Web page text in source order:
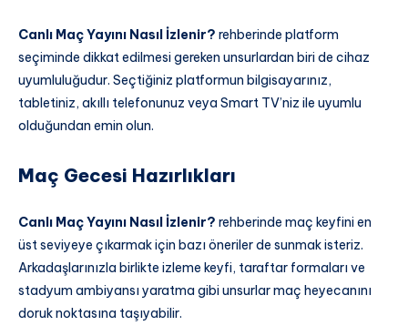
Canlı Maç Yayını Nasıl İzlenir? rehberinde platform
seçiminde dikkat edilmesi gereken unsurlardan biri de cihaz
uyumluluğudur. Seçtiğiniz platformun bilgisayarınız,
tabletiniz, akıllı telefonunuz veya Smart TV’niz ile uyumlu
olduğundan emin olun.
Maç Gecesi Hazırlıkları
Canlı Maç Yayını Nasıl İzlenir? rehberinde maç keyfini en
üst seviyeye çıkarmak için bazı öneriler de sunmak isteriz.
Arkadaşlarınızla birlikte izleme keyfi, taraftar formaları ve
stadyum ambiyansı yaratma gibi unsurlar maç heyecanını
doruk noktasına taşıyabilir.